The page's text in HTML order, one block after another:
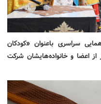
سراسری باعنوان «کودکان
بود که در آن بیش ۱۲۰ نفر از اعضا و خانواده‌هایشان شرکت